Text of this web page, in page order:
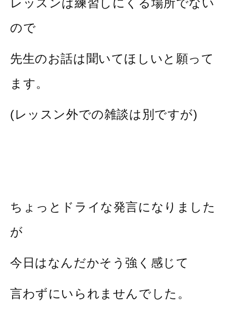
レッスンは練習しにくる場所でない
ので
先生のお話は聞いてほしいと願って
ます。
(レッスン外での雑談は別ですが)
ちょっとドライな発言になりました
が
今日はなんだかそう強く感じて
言わずにいられませんでした。